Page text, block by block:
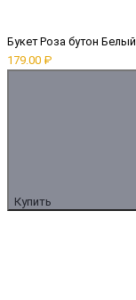
Букет Роза бутон Белый
179.00 ₽
Купить